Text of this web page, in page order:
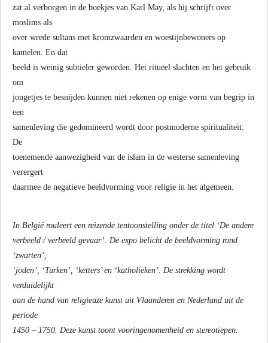
zat al verborgen in de boekjes van Karl May, als hij schrijft over
moslims als
over wrede sultans met kromzwaarden en woestijnbewoners op
kamelen. En dat
beeld is weinig subtieler geworden. Het ritueel slachten en het gebruik
om
jongetjes te besnijden kunnen niet rekenen op enige vorm van begrip in
een
samenleving die gedomineerd wordt door postmoderne spiritualiteit.
De
toenemende aanwezigheid van de islam in de westerse samenleving
verergert
daarmee de negatieve beeldvorming voor religie in het algemeen.
In België rouleert een reizende tentoonstelling onder de titel ‘De andere
verbeeld / verbeeld gevaar’. De expo belicht de beeldvorming rond
‘zwarten’,
‘joden’, ‘Turken’, ‘ketters’ en ‘katholieken’. De strekking wordt
verduidelijkt
aan de hand van religieuze kunst uit Vlaanderen en Nederland uit de
periode
1450 – 1750. Deze kunst toont vooringenomenheid en stereotiepen.